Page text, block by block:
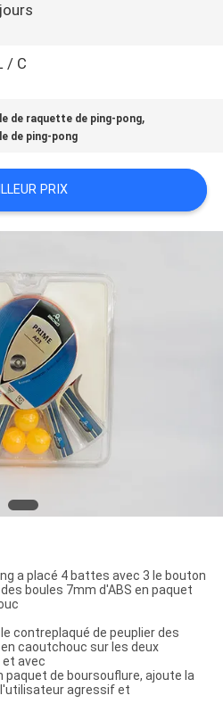
/ C
de raquette de ping-pong,
de ping-pong
PRIX
a placé 4 battes avec 3 le bouton
boules 7mm d'ABS en paquet
contreplaqué de peuplier des
caoutchouc sur les deux
et avec
paquet de boursouflure, ajoute la
agressif et